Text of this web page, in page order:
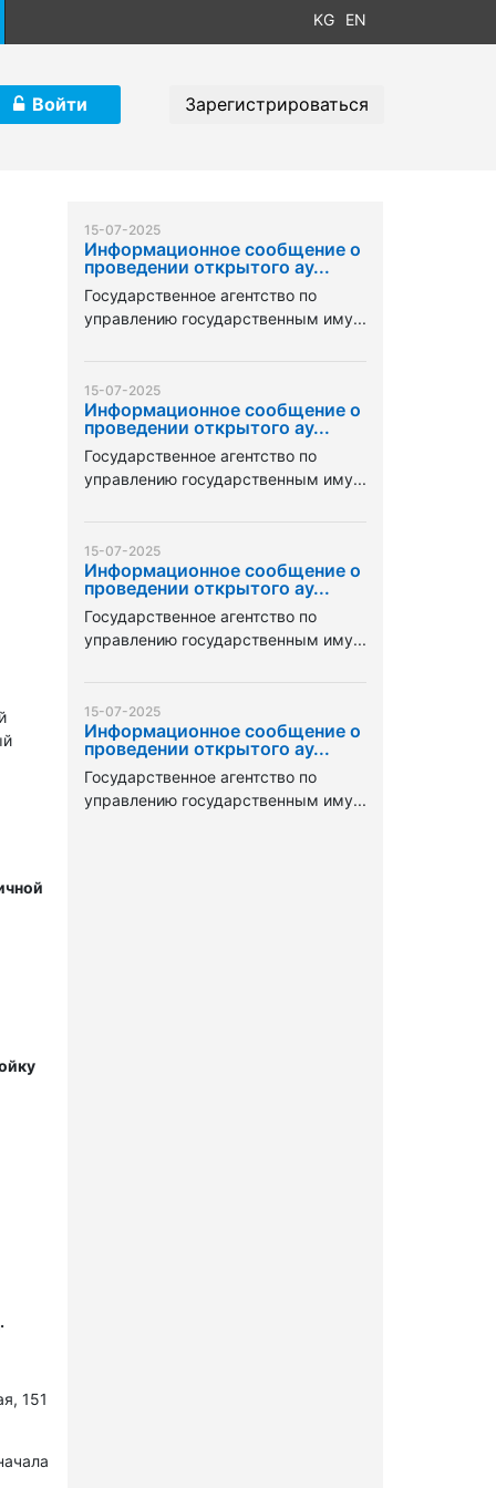
KG EN
Войти Зарегистрироваться
151
15-07-2025
Информационное сообщение о
проведении открытого ау...
Государственное агентство по
управлению государственным иму...
15-07-2025
Информационное сообщение о
проведении открытого ау...
Государственное агентство по
управлению государственным иму...
15-07-2025
Информационное сообщение о
проведении открытого ау...
Государственное агентство по
управлению государственным иму...
15-07-2025
Информационное сообщение о
проведении открытого ау...
Государственное агентство по
управлению государственным иму...